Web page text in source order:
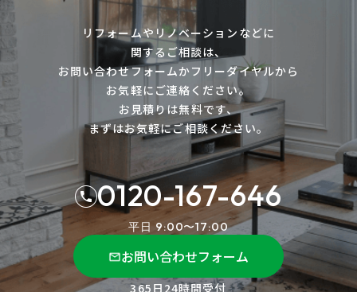
リフォームやリノベーションなどに
関するご相談は、
お問い合わせフォームかフリーダイヤルから
お気軽にご連絡ください。
お見積りは無料です、
まずはお気軽にご相談ください。
0120-167-646
平日 9:00〜17:00
お問い合わせフォーム
365日24時間受付